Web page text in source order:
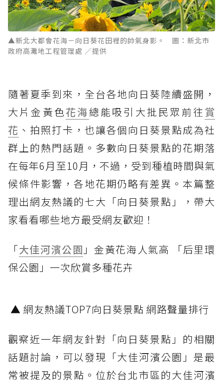
▲新北大都會花海－向日葵花田裡的帥氣身影。 圖：新北市
政府高灘地工程管理處 ／提供
隨著夏季到來，全台各地向日葵陸續盛開，
大片金黃色花海總能吸引大批民眾前往 賞
花 、拍照打卡，也讓各個向日葵景點成為社
群上的熱門話題。多數向日葵景點的花期落
在每年6月至10月，不過，受到種植時間與氣
候條件影響，各地花期仍略有差異。本篇整
理出網友熱議的七大「向日葵景點」，帶大
家看看哪些地方最受網友歡迎！
「大佳河濱公園 」金黃花海人氣高 「后里環
保公園」一次欣賞多種花卉
▲ 網友熱議TOP7向日葵景點 網路聲量排行
觀察近一年網友針對「向日葵景點」的相關
話題討論，可以發現「大佳河濱公園」是最
常被提及的景點。位於台北市區的大佳河濱